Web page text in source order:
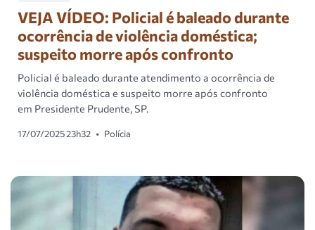
VEJA VÍDEO: Policial é baleado durante
ocorrência de violência doméstica;
suspeito morre após confronto
Policial é baleado durante atendimento a ocorrência de
violência doméstica e suspeito morre após confronto
em Presidente Prudente, SP.
17/07/2025 23h32 • Polícia